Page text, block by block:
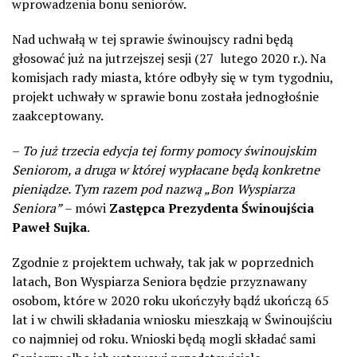
wprowadzenia bonu seniorów.
Nad uchwałą w tej sprawie świnoujscy radni będą
głosować już na jutrzejszej sesji (27 lutego 2020 r.). Na
komisjach rady miasta, które odbyły się w tym tygodniu,
projekt uchwały w sprawie bonu została jednogłośnie
zaakceptowany.
– To już trzecia edycja tej formy pomocy świnoujskim
Seniorom, a druga w której wypłacane będą konkretne
pieniądze. Tym razem pod nazwą „Bon Wyspiarza
Seniora”– mówi Zastępca Prezydenta Świnoujścia
Paweł Sujka.
Zgodnie z projektem uchwały, tak jak w poprzednich
latach, Bon Wyspiarza Seniora będzie przyznawany
osobom, które w 2020 roku ukończyły bądź ukończą 65
lat i w chwili składania wniosku mieszkają w Świnoujściu
co najmniej od roku. Wnioski będą mogli składać sami